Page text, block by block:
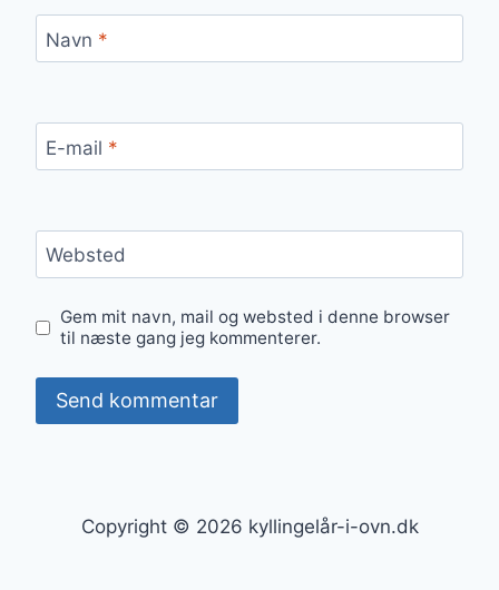
Navn *
E-mail *
Websted
Gem mit navn, mail og websted i denne browser
til næste gang jeg kommenterer.
Copyright © 2026 kyllingelår-i-ovn.dk